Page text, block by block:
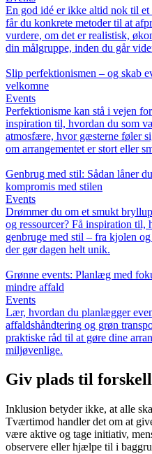
En god idé er ikke altid nok til et
får du konkrete metoder til at
vurdere, om det er realistisk,
din målgruppe, inden du går
Slip perfektionismen – og skab
velkomne
Events
Perfektionisme kan stå i vejen
inspiration til, hvordan du som
atmosfære, hvor gæsterne føler
om arrangementet er stort eller
Genbrug med stil: Sådan låner
kompromis med stilen
Events
Drømmer du om et smukt
og ressourcer? Få inspiration til,
genbruge med stil – fra kjolen
der gør dagen helt unik.
Grønne events: Planlæg med
mindre affald
Events
Lær, hvordan du planlægger
affaldshåndtering og grøn
praktiske råd til at gøre dine
miljøvenlige.
Giv plads til
Inklusion betyder ikke, at alle
Tværtimod handler det om at
være aktive og tage initiativ,
observere eller hjælpe til i